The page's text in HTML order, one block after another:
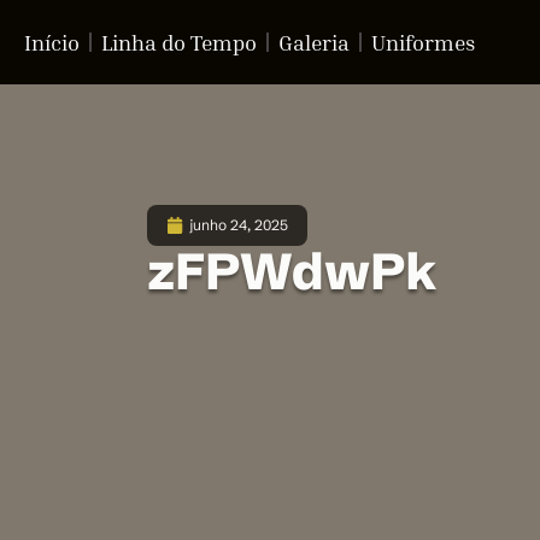
Início Linha do Tempo Galeria Uniformes
junho 24, 2025
zFPWdwPk